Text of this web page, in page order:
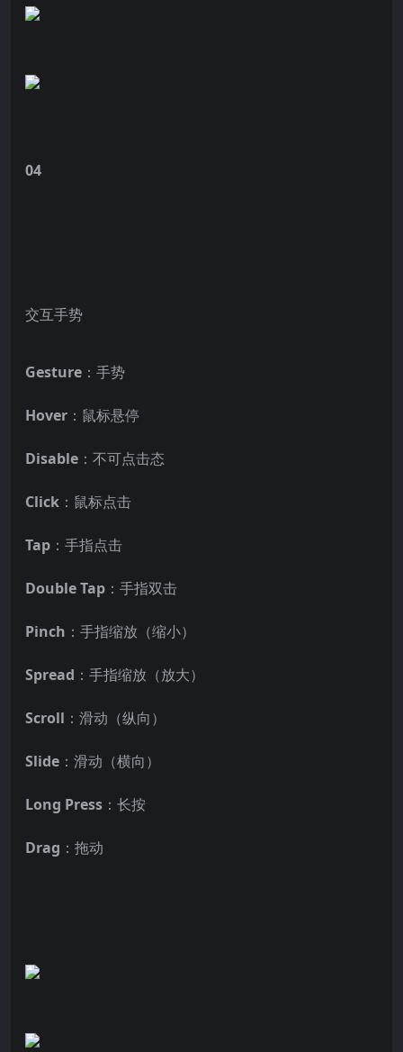
04
交互手势
Gesture ：手势
Hover ：鼠标悬停
Disable ：不可点击态
Click ：鼠标点击
Tap ：手指点击
Double Tap ：手指双击
Pinch ：手指缩放（缩小）
Spread ：手指缩放（放大）
Scroll ：滑动（纵向）
Slide ：滑动（横向）
Long Press ：长按
Drag ：拖动